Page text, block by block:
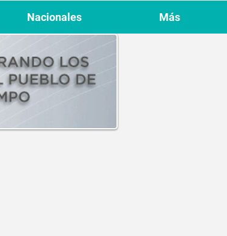
Nacionales Más